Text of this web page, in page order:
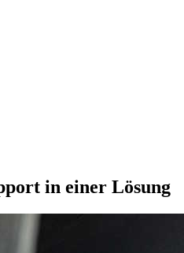
in einer Lösung